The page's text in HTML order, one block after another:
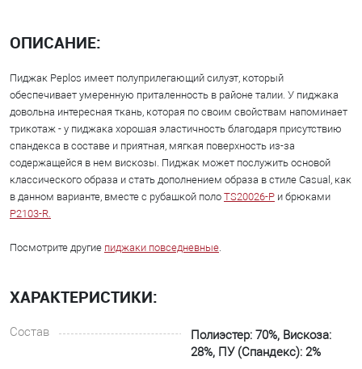
ОПИСАНИЕ:
Пиджак Peplos имеет полуприлегающий силуэт, который
обеспечивает умеренную приталенность в районе талии. У пиджака
довольна интересная ткань, которая по своим свойствам напоминает
трикотаж - у пиджака хорошая эластичность благодаря присутствию
спандекса в составе и приятная, мягкая поверхность из-за
содержащейся в нем вискозы. Пиджак может послужить основой
классического образа и стать дополнением образа в стиле Casual, как
в данном варианте, вместе с рубашкой поло TS20026-P и брюками
P2103-R.
Посмотрите другие пиджаки повседневные.
ХАРАКТЕРИСТИКИ:
Состав
Полиэстер: 70%, Вискоза:
28%, ПУ (Спандекс): 2%